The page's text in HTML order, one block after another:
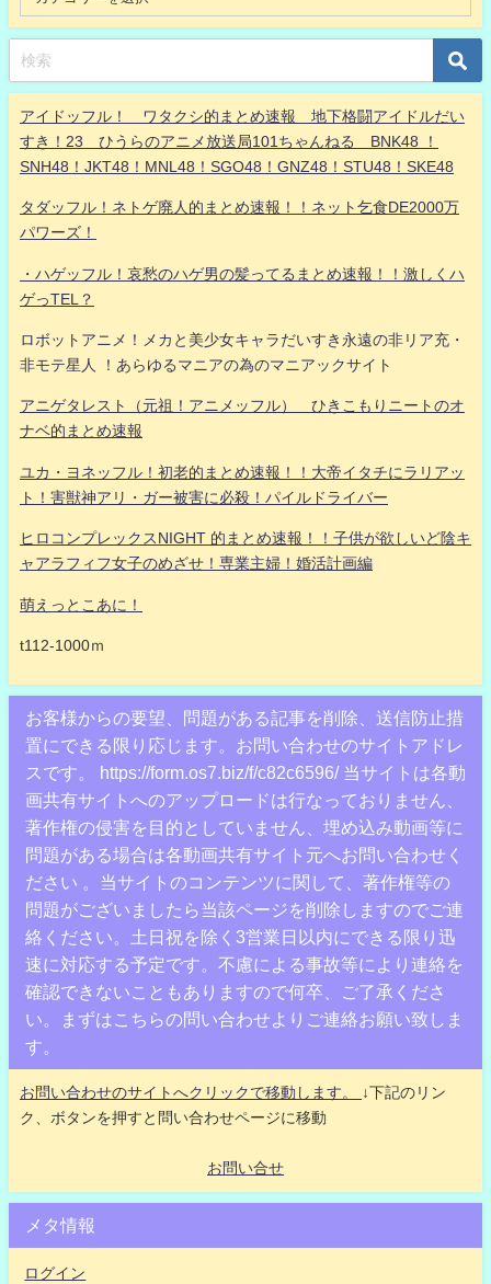
アイドッフル！ ワタクシ的まとめ速報 地下格闘アイドルだい
すき！23 ひうらのアニメ放送局101ちゃんねる BNK48 ！
SNH48！JKT48！MNL48！SGO48！GNZ48！STU48！SKE48
タダッフル！ネトゲ廃人的まとめ速報！！ネット乞食DE2000万
パワーズ！
・ハゲッフル！哀愁のハゲ男の髪ってるまとめ速報！！激しくハ
ゲっTEL？
ロボットアニメ！メカと美少女キャラだいすき永遠の非リア充・
非モテ星人 ！あらゆるマニアの為のマニアックサイト
アニゲタレスト（元祖！アニメッフル） ひきこもりニートのオ
ナベ的まとめ速報
ユカ・ヨネッフル！初老的まとめ速報！！大帝イタチにラリアッ
ト！害獣神アリ・ガー被害に必殺！パイルドライバー
ヒロコンプレックスNIGHT 的まとめ速報！！子供が欲しいど陰キ
ャアラフィフ女子のめざせ！専業主婦！婚活計画編
萌えっとこあに！
t112-1000ｍ
お客様からの要望、問題がある記事を削除、送信防止措
置にできる限り応じます。お問い合わせのサイトアドレ
スです。 https://form.os7.biz/f/c82c6596/ 当サイトは各動
画共有サイトへのアップロードは行なっておりません、
著作権の侵害を目的としていません、埋め込み動画等に
問題がある場合は各動画共有サイト元へお問い合わせく
ださい 。当サイトのコンテンツに関して、著作権等の
問題がございましたら当該ページを削除しますのでご連
絡ください。土日祝を除く3営業日以内にできる限り迅
速に対応する予定です。不慮による事故等により連絡を
確認できないこともありますので何卒、ご了承くださ
い。まずはこちらの問い合わせよりご連絡お願い致しま
す。
お問い合わせのサイトへクリックで移動します。
↓下記のリン
ク、ボタンを押すと問い合わせページに移動
お問い合せ
メタ情報
ログイン